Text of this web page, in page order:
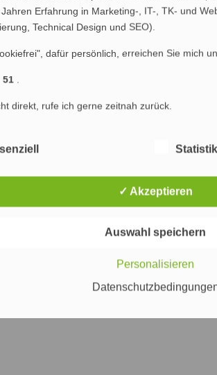
(RSS)|Blog-Kommentare (RSS)
: Marketing & SEO Agentur Hamburg : Marketing, Online
Hamburg Marketing Werbung Internet PR
Erfahrung in Marketing-, IT-, TK- und
Technical Design und SEO).
dafür persönlich, erreichen Sie mich
51 .
direkt, rufe ich gerne zeitnah zurück.
✓ Akzeptieren
Auswahl speichern
Personalisieren